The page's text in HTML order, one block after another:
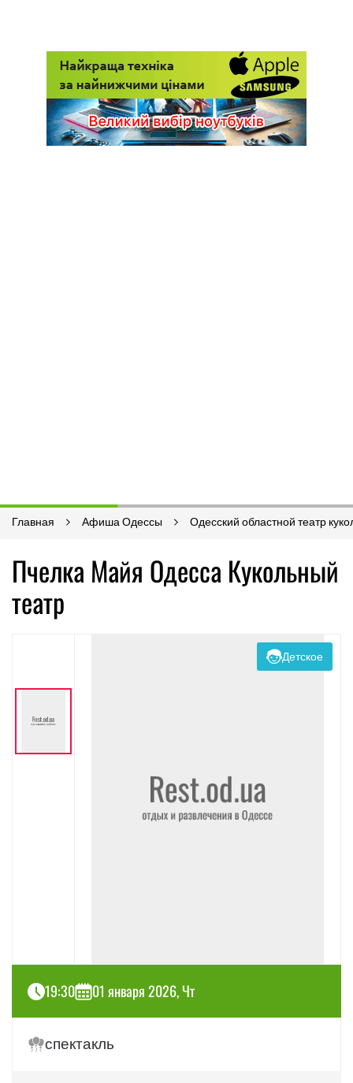
Главная Афиша Одессы Одесский областной театр
Пчелка Майя Одесса Кукольный
театр
Детское
19:30 01 января 2026, Чт
спектакль